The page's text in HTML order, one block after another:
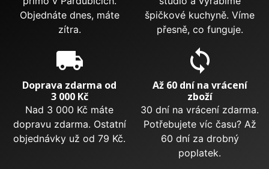
Objednáte dnes, máte
zítra.
špičkové kuchyně. Víme
přesně, co funguje.
local_shipping
Doprava zdarma od
3 000 Kč
Nad 3 000 Kč máte
dopravu zdarma. Ostatní
objednávky už od 79 Kč.
sync
Až 60 dní na vrácení
zboží
30 dní na vrácení zdarma.
Potřebujete víc času? Až
60 dní za drobný
poplatek.